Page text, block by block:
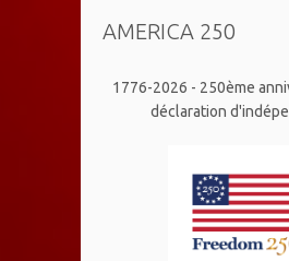
AMERICA 250
1776-2026 - 250ème
déclaration